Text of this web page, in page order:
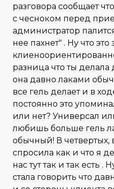
разговора сообщает
с чесноком перед
администратор
нее пахнет" . Ну что это
разница что ты делала
она давно лаками
все гель делает и в
постоянно это
или нет? Универсал
любишь больше гель
обычный! В четвертых,
спросила как и что я
нас тут так и так есть .
стала говорить что